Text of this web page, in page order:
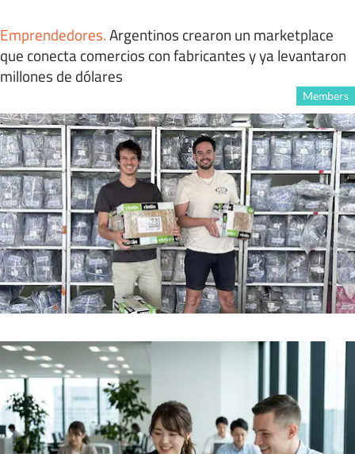
Emprendedores.Argentinos crearon un marketplace
que conecta comercios con fabricantes y ya levantaron
millones de dólares
Members